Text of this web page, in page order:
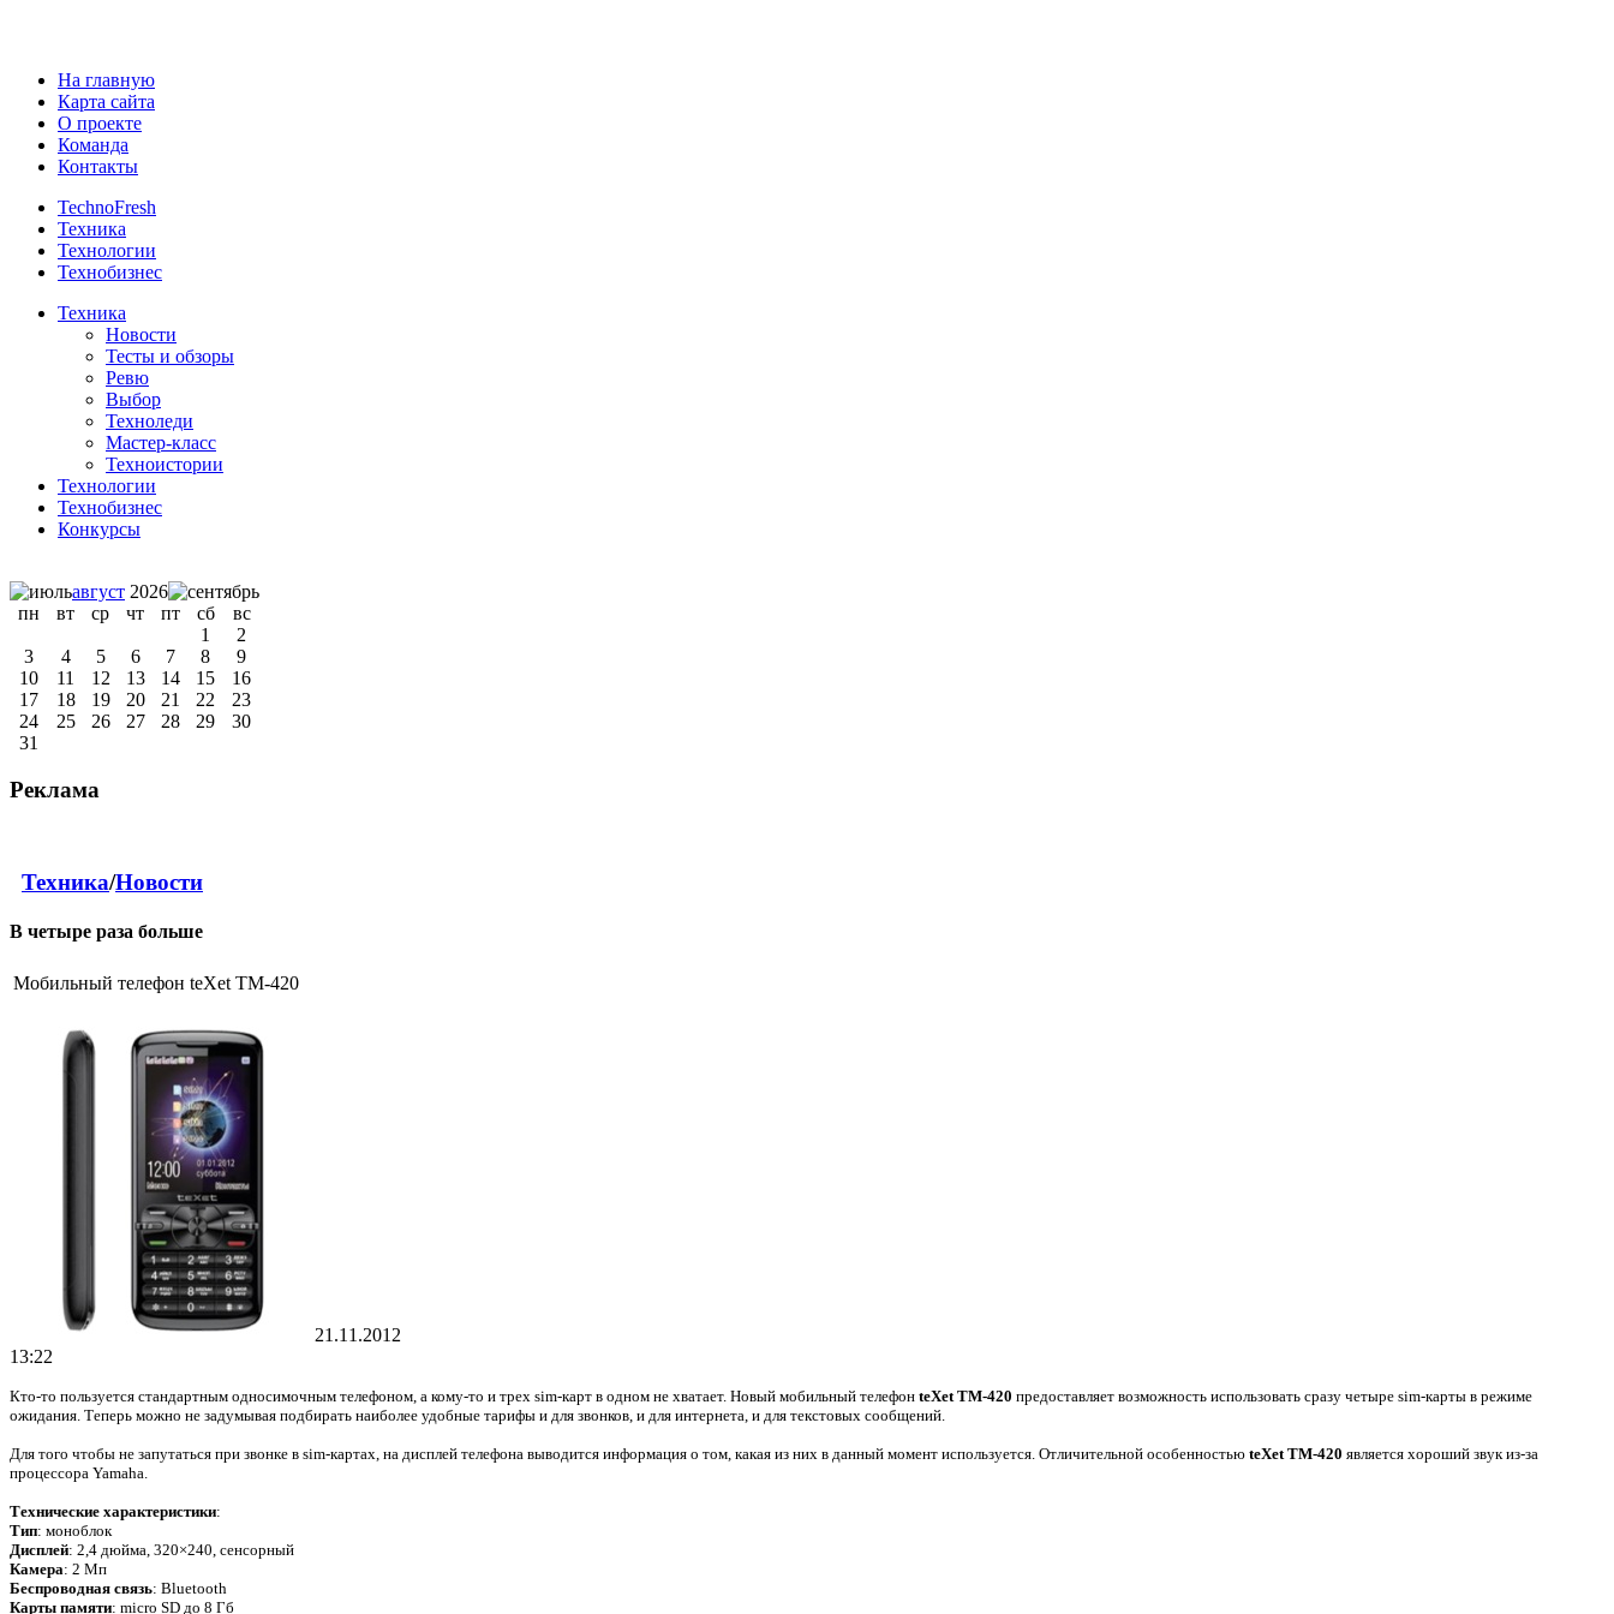
На главную
Карта сайта
О проекте
Команда
Контакты
TechnoFresh
Техника
Технологии
Технобизнес
Техника
Новости
Тесты и обзоры
Ревю
Выбор
Техноледи
Мастер-класс
Техноистории
Технологии
Технобизнес
Конкурсы
август 2026
пн
вт ср чт пт сб
вс
1
2
3
4 5 6 7 8
9
10
11 12 13 14 15
16
17
18 19 20 21 22
23
24
25 26 27 28 29
30
31
Реклама
Техника/Новости
В четыре раза больше
Мобильный телефон teXet TM-420
21.11.2012
13:22
Кто-то пользуется стандартным односимочным телефоном, а кому-то и трех sim-карт в одном не хватает. Новый мобильный телефон teXet TM-420 предоставляет возможность использовать сразу четыре sim-карты в режиме
ожидания. Теперь можно не задумывая подбирать наиболее удобные тарифы и для звонков, и для интернета, и для текстовых сообщений.
Для того чтобы не запутаться при звонке в sim-картах, на дисплей телефона выводится информация о том, какая из них в данный момент используется. Отличительной особенностью teXet TM-420 является хороший звук из-за
процессора Yamaha.
Технические характеристики:
Тип: моноблок
Дисплей: 2,4 дюйма, 320×240, сенсорный
Камера: 2 Мп
Беспроводная связь: Bluetooth
Карты памяти: micro SD до 8 Гб